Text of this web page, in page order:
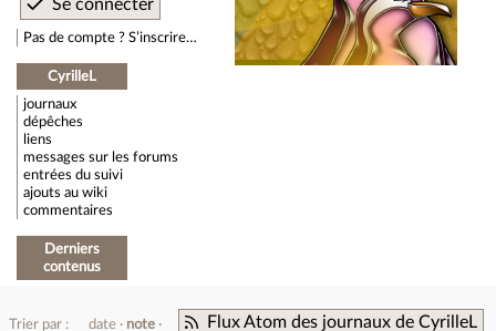
Pas de compte ? S’inscrire…
CyrilleL
journaux
dépêches
liens
messages sur les forums
entrées du suivi
ajouts au wiki
commentaires
Derniers
contenus
Flux Atom des journaux de CyrilleL
Trier par : date
note